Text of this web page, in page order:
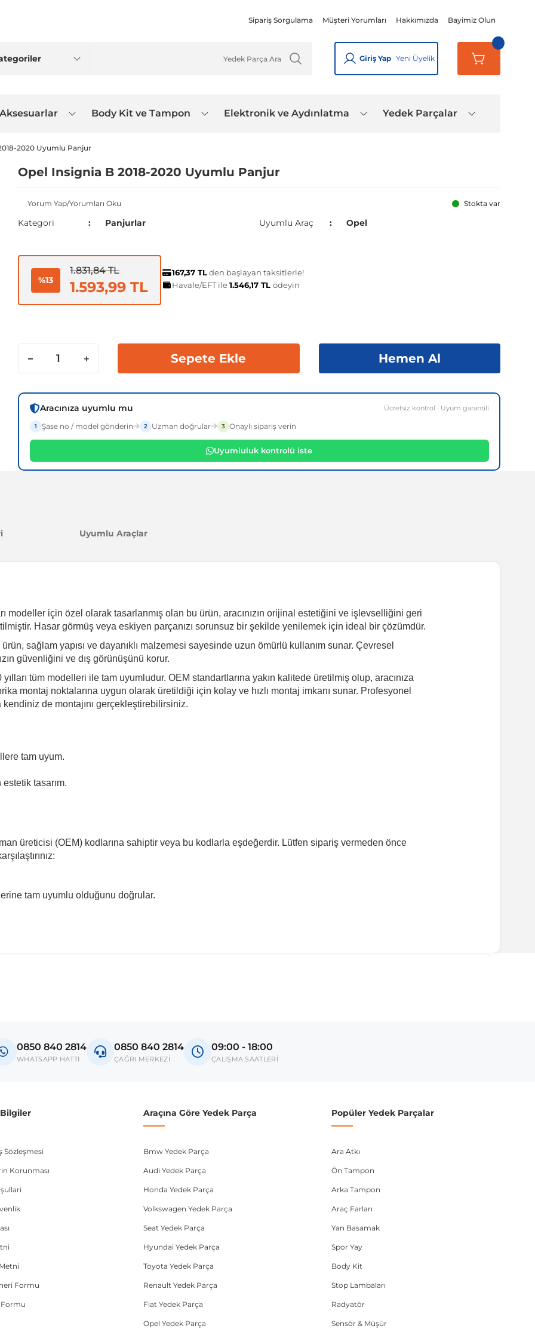
Sipariş Sorgulama Müşteri Yorumları Hakkımızda Bayimiz Olun
Giriş Yap Yeni Üyelik
Aksesuarlar Body Kit ve Tampon Elektronik ve Aydınlatma Yedek Parçalar
2020 Uyumlu Panjur
Opel Insignia B 2018-2020 Uyumlu Panjur
Yorum Yap/Yorumları Oku Stokta var
Kategori Panjurlar Uyumlu Araç Opel
%13
1.831,84 TL
1.593,99 TL
167,37 TLden başlayan taksitlerle!
Havale/EFT ile1.546,17 TL ödeyin
Sepete Ekle Hemen Al
Aracınıza uyumlu mu Ücretsiz kontrol · Uyum garantili
1 Şase no / model gönderin 2 Uzman doğrular 3 Onaylı sipariş verin
Uyumluluk kontrolü iste
Uyumlu Araçlar
modeller için özel olarak tasarlanmış olan bu ürün, aracınızın orijinal estetiğini ve işlevselliğini geri
Hasar görmüş veya eskiyen parçanızı sorunsuz bir şekilde yenilemek için ideal bir çözümdür.
sağlam yapısı ve dayanıklı malzemesi sayesinde uzun ömürlü kullanım sunar. Çevresel
güvenliğini ve dış görünüşünü korur.
tüm modelleri ile tam uyumludur. OEM standartlarına yakın kalitede üretilmiş olup, aracınıza
montaj noktalarına uygun olarak üretildiği için kolay ve hızlı montaj imkanı sunar. Profesyonel
de montajını gerçekleştirebilirsiniz.
tam uyum.
tasarım.
üreticisi (OEM) kodlarına sahiptir veya bu kodlarla eşdeğerdir. Lütfen sipariş vermeden önce
tam uyumlu olduğunu doğrular.
ve kasa tipleri kullanabilmektedir. Sipariş vermeden önce OEM numarası veya şasi numarası ile uyumluluğu kontrol
0850 840 2814
WHATSAPP HATTI
0850 840 2814
ÇAĞRI MERKEZİ
09:00 - 18:00
ÇALIŞMA SAATLERİ
Sözleşmesi
Korunması
Formu
Formu
Araçına Göre Yedek Parça
Bmw Yedek Parça
Audi Yedek Parça
Honda Yedek Parça
Volkswagen Yedek Parça
Seat Yedek Parça
Hyundai Yedek Parça
Toyota Yedek Parça
Renault Yedek Parça
Fiat Yedek Parça
Opel Yedek Parça
Popüler Yedek Parçalar
Ara Atkı
Ön Tampon
Arka Tampon
Araç Farları
Yan Basamak
Spor Yay
Body Kit
Stop Lambaları
Radyatör
Sensör & Müşür